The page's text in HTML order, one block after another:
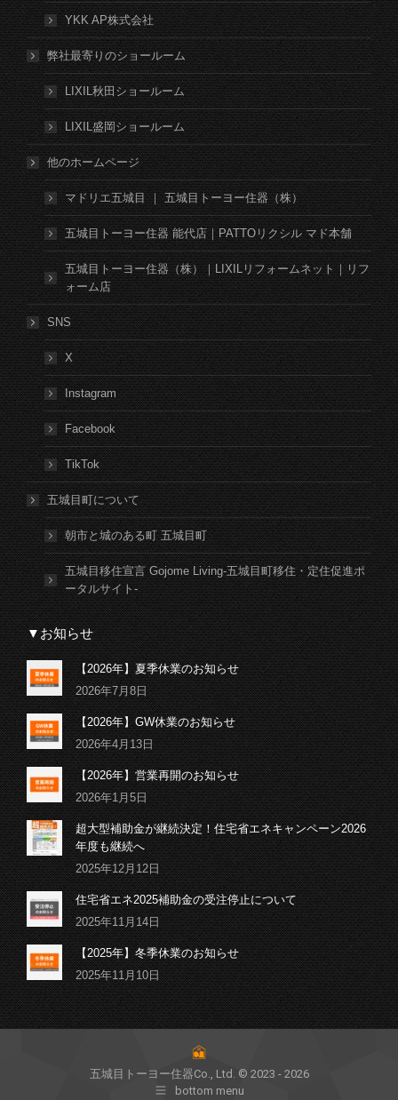
YKK AP株式会社
弊社最寄りのショールーム
LIXIL秋田ショールーム
LIXIL盛岡ショールーム
他のホームページ
マドリエ五城目 ｜ 五城目トーヨー住器（株）
五城目トーヨー住器 能代店｜PATTOリクシル マド本舗
五城目トーヨー住器（株）｜LIXILリフォームネット｜リフ
ォーム店
SNS
X
Instagram
Facebook
TikTok
五城目町について
朝市と城のある町 五城目町
五城目移住宣言 Gojome Living-五城目町移住・定住促進ポ
ータルサイト-
▼お知らせ
【2026年】夏季休業のお知らせ
2026年7月8日
【2026年】GW休業のお知らせ
2026年4月13日
【2026年】営業再開のお知らせ
2026年1月5日
超大型補助金が継続決定！住宅省エネキャンペーン2026
年度も継続へ
2025年12月12日
住宅省エネ2025補助金の受注停止について
2025年11月14日
【2025年】冬季休業のお知らせ
2025年11月10日
五城目トーヨー住器Co., Ltd. © 2023 - 2026
bottom menu